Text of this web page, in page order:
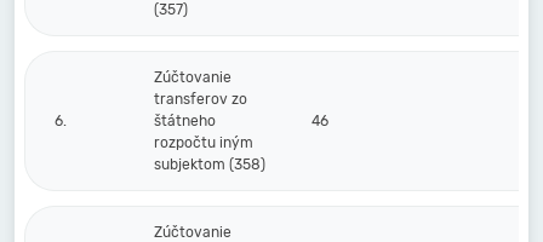
(357)
6.
Zúčtovanie
transferov zo
štátneho
rozpočtu iným
subjektom (358)
46
Zúčtovanie